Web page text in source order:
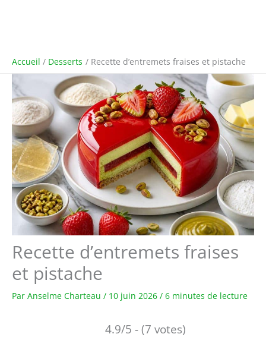
Accueil Desserts Recette d’entremets fraises et pistache
Recette d’entremets fraises
et pistache
Par Anselme Charteau / 10 juin 2026 / 6 minutes de lecture
4.9/5 - (7 votes)